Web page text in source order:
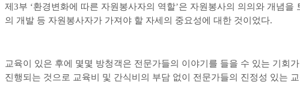
제 3부 ‘환경변화에 따른 자원봉사자의 역할’은 자원봉사의 의의와 개념을
의 개발 등 자원봉사자가 가져야 할 자세의 중요성에 대한 것이었다.
교육이 있은 후에 몇몇 방청객은 전문가들의 이야기를 들을 수 있는 기회
진행되는 것으로 교육비 및 간식비의 부담 없이 전문가들의 진정성 있는